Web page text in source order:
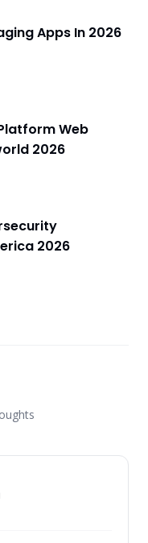
Apps In 2026
Web
2026
2026